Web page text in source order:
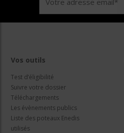
Vos outils
Test d’éligibilité
Suivre votre dossier
Téléchargements
Les évènements publics
Liste des poteaux Enedis
utilisés